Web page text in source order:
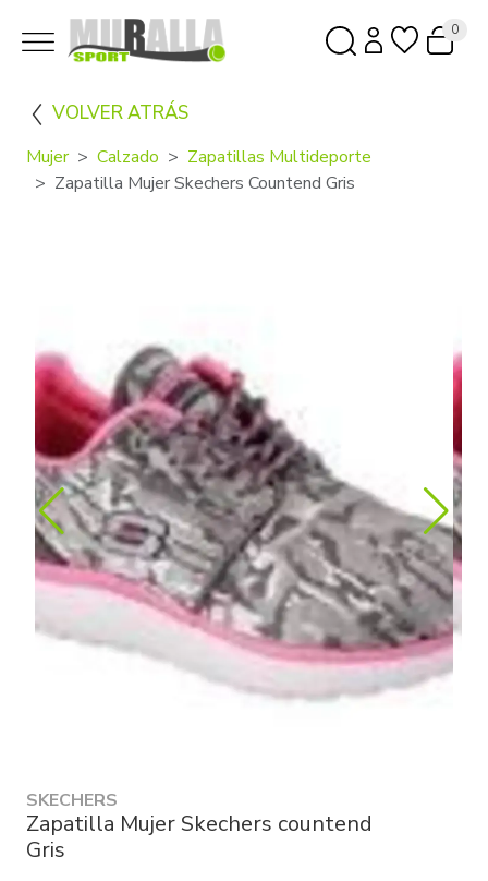
0
VOLVER ATRÁS
Mujer Calzado
Zapatillas Multideporte
Zapatilla Mujer Skechers Countend Gris
SKECHERS
Zapatilla Mujer Skechers countend
Gris